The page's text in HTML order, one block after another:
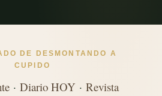
DE DESMONTANDO A
CUPIDO
· Diario HOY · Revista